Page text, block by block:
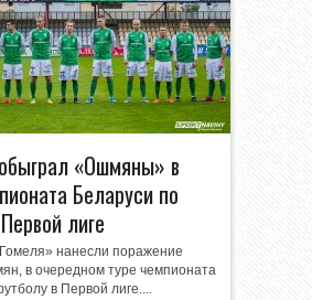
«Ошмяны» в
Беларуси по
лиге
нанесли поражение
в очередном туре чемпионата
в Первой лиге....